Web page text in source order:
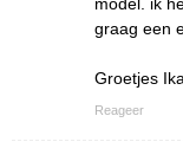
graag een
Groetjes
Reageer